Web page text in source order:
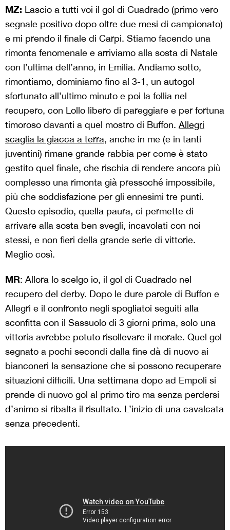
MZ: Lascio a tutti voi il gol di Cuadrado (primo vero
segnale positivo dopo oltre due mesi di campionato)
e mi prendo il finale di Carpi. Stiamo facendo una
rimonta fenomenale e arriviamo alla sosta di Natale
con l’ultima dell’anno, in Emilia. Andiamo sotto,
rimontiamo, dominiamo fino al 3-1, un autogol
sfortunato all’ultimo minuto e poi la follia nel
recupero, con Lollo libero di pareggiare e per fortuna
timoroso davanti a quel mostro di Buffon. Allegri
scaglia la giacca a terra, anche in me (e in tanti
juventini) rimane grande rabbia per come è stato
gestito quel finale, che rischia di rendere ancora più
complesso una rimonta già pressoché impossibile,
più che soddisfazione per gli ennesimi tre punti.
Questo episodio, quella paura, ci permette di
arrivare alla sosta ben svegli, incavolati con noi
stessi, e non fieri della grande serie di vittorie.
Meglio così.
MR: Allora lo scelgo io, il gol di Cuadrado nel
recupero del derby. Dopo le dure parole di Buffon e
Allegri e il confronto negli spogliatoi seguiti alla
sconfitta con il Sassuolo di 3 giorni prima, solo una
vittoria avrebbe potuto risollevare il morale. Quel gol
segnato a pochi secondi dalla fine dà di nuovo ai
bianconeri la sensazione che si possono recuperare
situazioni difficili. Una settimana dopo ad Empoli si
prende di nuovo gol al primo tiro ma senza perdersi
d’animo si ribalta il risultato. L’inizio di una cavalcata
senza precedenti.